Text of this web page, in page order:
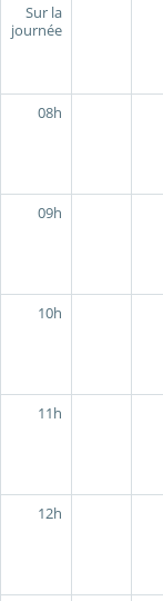
Sur la
journée
08h
09h
10h
11h
12h